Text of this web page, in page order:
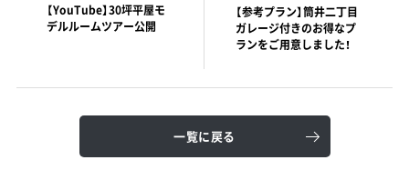
【YouTube】30坪平屋モ
デルルームツアー公開
【参考プラン】筒井二丁目
ガレージ付きのお得なプ
ランをご用意しました！
一覧に戻る